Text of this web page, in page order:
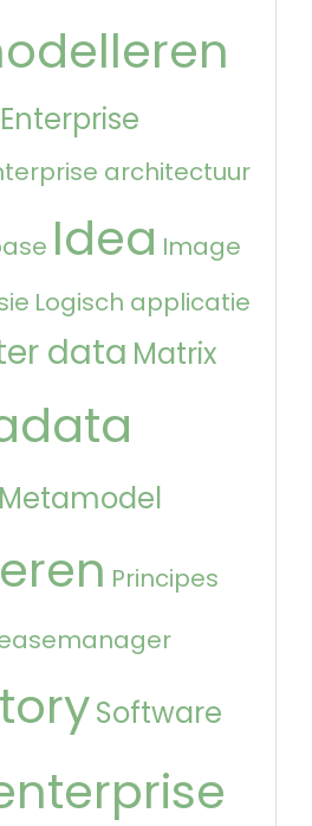
Enterprise
architectuur
Idea Image
Logisch applicatie
data Matrix
Metamodel
Principes
Software